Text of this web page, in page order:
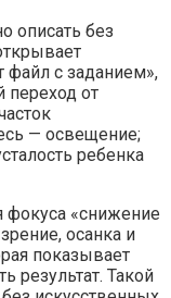
описать без
файл с заданием»,
переход от
— освещение;
ребенка
фокуса «снижение
осанка и
показывает
результат. Такой